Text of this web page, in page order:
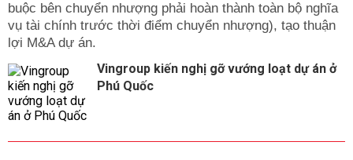
buộc bên chuyển nhượng phải hoàn thành toàn bộ nghĩa
vụ tài chính trước thời điểm chuyển nhượng), tạo thuận
lợi M&A dự án.
Vingroup kiến nghị gỡ vướng loạt dự án ở
Phú Quốc